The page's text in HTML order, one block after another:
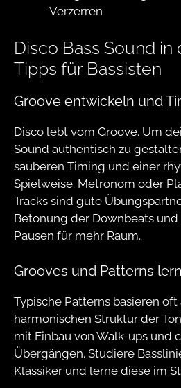
Verzerren
Disco Bass Sound in
Tipps für Bassisten
Groove entwickeln und
Disco lebt vom Groove. Um
Sound authentisch zu
sauberen Timing und einer
Spielweise. Metronom oder
Tracks sind gute
Betonung der Downbeats
Pausen für mehr Raum.
Grooves und Patterns
Typische Patterns basieren
harmonischen Struktur der
mit Einbau von Walk-ups und
Übergängen. Studiere
Klassiker und lerne diese im